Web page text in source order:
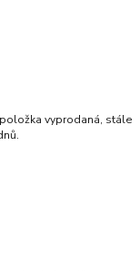
vyprodaná, stále